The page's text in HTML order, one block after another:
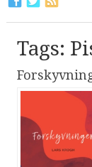
Tags: